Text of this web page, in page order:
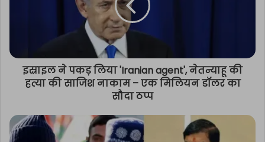
इस्राइल ने पकड़ लिया 'Iranian agent', नेतन्याहू की
हत्या की साजिश नाकाम – एक मिलियन डॉलर का
सौदा ठप्प